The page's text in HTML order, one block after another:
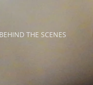
BEHIND THE SCENES